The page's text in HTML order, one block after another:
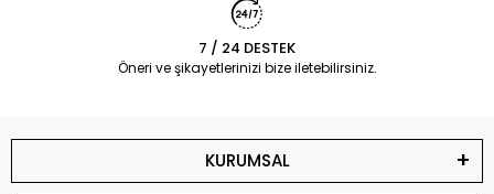
7 / 24 DESTEK
Öneri ve şikayetlerinizi bize iletebilirsiniz.
KURUMSAL